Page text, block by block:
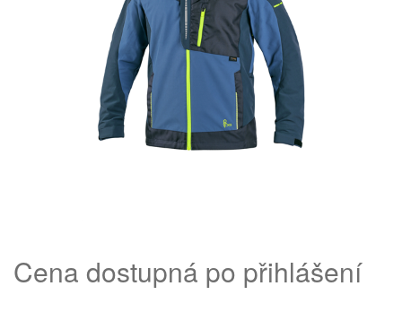
Cena dostupná po přihlášení